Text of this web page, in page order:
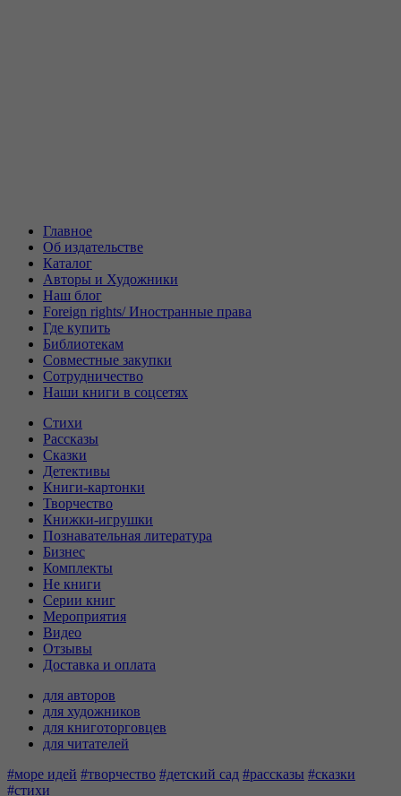
Главное
Об издательстве
Каталог
Авторы и Художники
Наш блог
Foreign rights/ Иностранные права
Где купить
Библиотекам
Совместные закупки
Сотрудничество
Наши книги в соцсетях
Стихи
Рассказы
Сказки
Детективы
Книги-картонки
Творчество
Книжки-игрушки
Познавательная литература
Бизнес
Комплекты
Не книги
Серии книг
Мероприятия
Видео
Отзывы
Доставка и оплата
для авторов
для художников
для книготорговцев
для читателей
#море идей #творчество #детский сад #рассказы #сказки
#стихи